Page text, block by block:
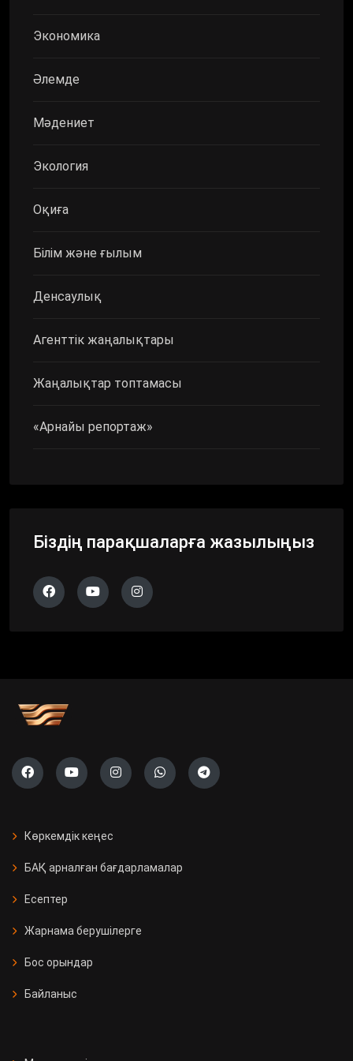
Экономика
Әлемде
Мәдениет
Экология
Оқиға
Білім және ғылым
Денсаулық
Агенттік жаңалықтары
Жаңалықтар топтамасы
«Арнайы репортаж»
Біздің парақшаларға жазылыңыз
Көркемдік кеңес
БАҚ арналған бағдарламалар
Есептер
Жарнама берушілерге
Бос орындар
Байланыс